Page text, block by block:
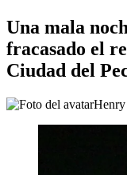
Una mala
fracasado el
Ciudad del
Henry